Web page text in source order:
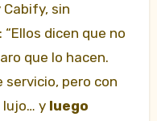
sin
dicen que no
que lo hacen.
servicio, pero con
lujo… y luego